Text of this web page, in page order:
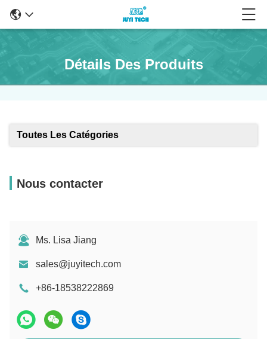
Détails Des Produits
Toutes Les Catégories
Nous contacter
Ms. Lisa Jiang
sales@juyitech.com
+86-18538222869